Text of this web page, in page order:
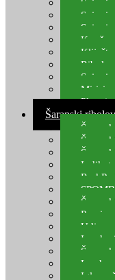
Kopče,
Ribolov
Mirisi
Plovci
Šaranski ribolov
Rod
Pernice
Udice
Izrada
Leadcore
Igle za